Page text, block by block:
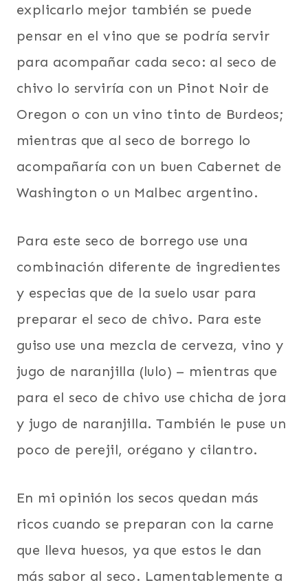
explicarlo mejor también se puede
pensar en el vino que se podría servir
para acompañar cada seco: al seco de
chivo lo serviría con un Pinot Noir de
Oregon o con un vino tinto de Burdeos;
mientras que al seco de borrego lo
acompañaría con un buen Cabernet de
Washington o un Malbec argentino.
Para este seco de borrego use una
combinación diferente de ingredientes
y especias que de la suelo usar para
preparar el seco de chivo. Para este
guiso use una mezcla de cerveza, vino y
jugo de naranjilla (lulo) – mientras que
para el seco de chivo use chicha de jora
y jugo de naranjilla. También le puse un
poco de perejil, orégano y cilantro.
En mi opinión los secos quedan más
ricos cuando se preparan con la carne
que lleva huesos, ya que estos le dan
más sabor al seco. Lamentablemente a